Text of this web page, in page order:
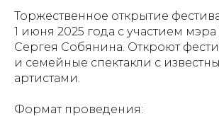
Торжественное открытие
1 июня 2025 года с участием
Сергея Собянина. Откроют
и семейные спектакли с
артистами.
Формат проведения: